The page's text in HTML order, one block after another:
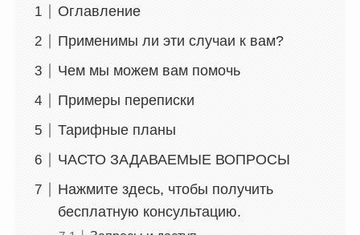
Оглавление
Применимы ли эти случаи к вам?
Чем мы можем вам помочь
Примеры переписки
Тарифные планы
ЧАСТО ЗАДАВАЕМЫЕ ВОПРОСЫ
Нажмите здесь, чтобы получить
бесплатную консультацию.